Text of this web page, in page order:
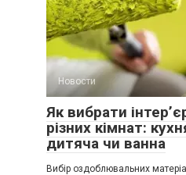
Новости
Як вибрати
різних кімнат:
дитяча чи ванна
Вибір оздоблювальних